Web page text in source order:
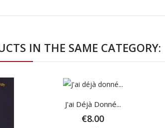
IN THE SAME CATEGORY:
J'ai Déjà Donné...
€8.00